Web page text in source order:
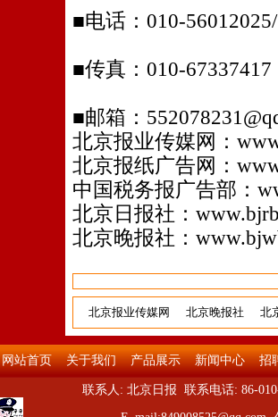
■电话：010-
■传真：010-
■邮箱：
北京报业传媒网：
北京报纸广告网：
中国税务报广告部：
北京日报社：
北京晚报社：
北京报业传媒网 北京晚报社 北
网站首页 关于我们 产品展示 新闻中心 招
联系人: 北京日报 联系电话: 86-